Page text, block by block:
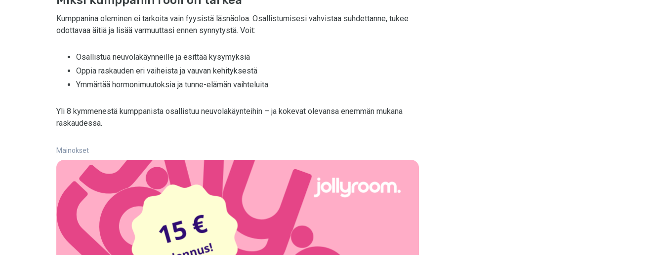
Kumppanina oleminen ei tarkoita vain fyysistä läsnäoloa. Osallistumisesi vahvistaa suhdettanne, tukee
odottavaa äitiä ja lisää varmuuttasi ennen synnytystä. Voit:
Osallistua neuvolakäynneille ja esittää kysymyksiä
Oppia raskauden eri vaiheista ja vauvan kehityksestä
Ymmärtää hormonimuutoksia ja tunne-elämän vaihteluita
Yli 8 kymmenestä kumppanista osallistuu neuvolakäynteihin – ja kokevat olevansa enemmän mukana
raskaudessa.
Mainokset